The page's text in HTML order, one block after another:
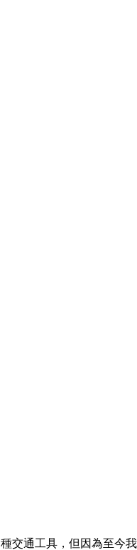
通工具，但因為至今